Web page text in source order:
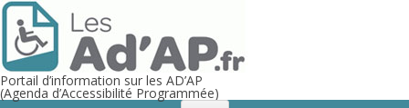
Portail d’information sur les AD’AP
(Agenda d’Accessibilité Programmée)